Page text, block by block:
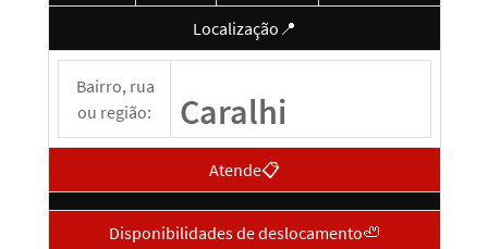
Localização📍
Bairro, rua
ou região:
Caralhi
Atende📋
Disponibilidades de deslocamento🦥